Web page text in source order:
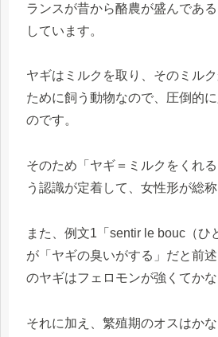
ランスが昔から酪農が盛んであ
しています。
ヤギはミルクを取り、そのミル
ために飼う動物なので、圧倒的
のです。
そのため「ヤギ＝ミルクをくれ
う認識が定着して、女性形が総称
また、例文1「sentir le bouc（ひ
が「ヤギの臭いがする」だと前
のヤギはフェロモンが強くてかな
それに加え、繁殖期のオスはか